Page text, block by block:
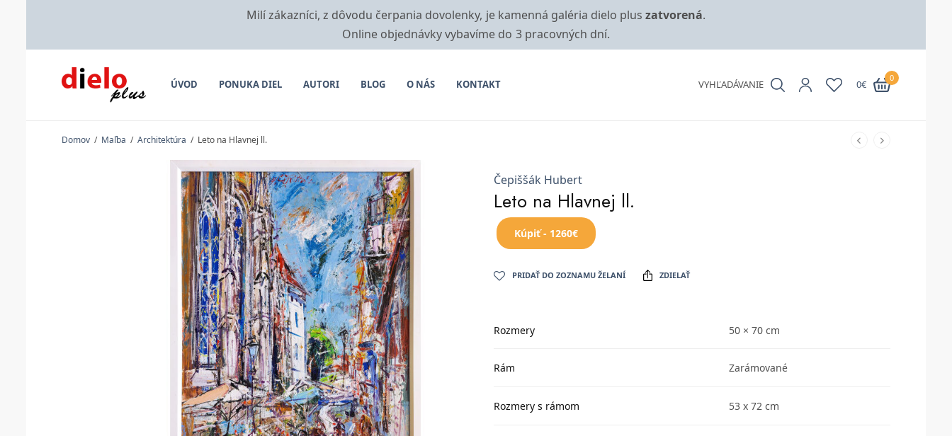
Milí zákazníci, z dôvodu čerpania dovolenky, je kamenná galéria dielo plus zatvorená.
Online objednávky vybavíme do 3 pracovných dní.
ÚVOD PONUKA DIEL AUTORI BLOG O NÁS KONTAKT VYHĽADÁVANIE 0€
0
Domov / Maľba / Architektúra / Leto na Hlavnej ll.
Čepiššák Hubert
Leto na Hlavnej ll.
Kúpiť - 1260€
PRIDAŤ DO ZOZNAMU ŽELANÍ ZDIELAŤ
Rozmery 50 × 70 cm
Rám Zarámované
Rozmery s rámom 53 x 72 cm